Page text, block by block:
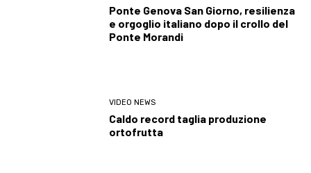
Ponte Genova San Giorno, resilienza
e orgoglio italiano dopo il crollo del
Ponte Morandi
VIDEO NEWS
Caldo record taglia produzione
ortofrutta